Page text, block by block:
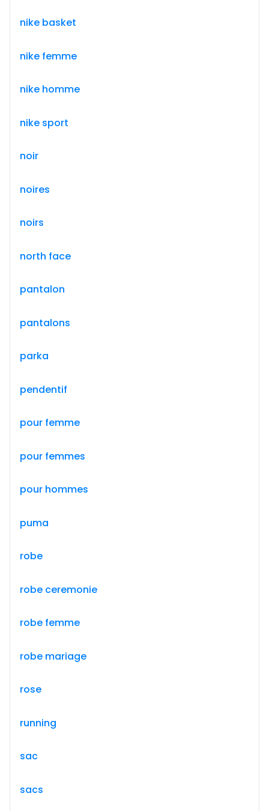
nike basket
nike femme
nike homme
nike sport
noir
noires
noirs
north face
pantalon
pantalons
parka
pendentif
pour femme
pour femmes
pour hommes
puma
robe
robe ceremonie
robe femme
robe mariage
rose
running
sac
sacs